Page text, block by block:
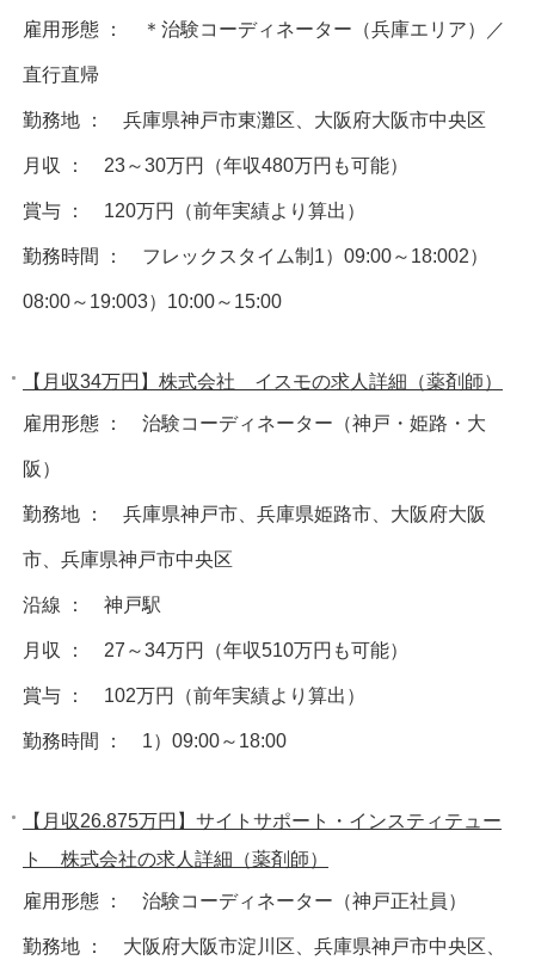
雇用形態 ： ＊治験コーディネーター（兵庫エリア）／
直行直帰
勤務地 ： 兵庫県神戸市東灘区、大阪府大阪市中央区
月収 ： 23～30万円（年収480万円も可能）
賞与 ： 120万円（前年実績より算出）
勤務時間 ： フレックスタイム制1）09:00～18:002）
08:00～19:003）10:00～15:00
【月収34万円】株式会社 イスモの求人詳細（薬剤師）
雇用形態 ： 治験コーディネーター（神戸・姫路・大
阪）
勤務地 ： 兵庫県神戸市、兵庫県姫路市、大阪府大阪
市、兵庫県神戸市中央区
沿線 ： 神戸駅
月収 ： 27～34万円（年収510万円も可能）
賞与 ： 102万円（前年実績より算出）
勤務時間 ： 1）09:00～18:00
【月収26.875万円】サイトサポート・インスティテュー
ト 株式会社の求人詳細（薬剤師）
雇用形態 ： 治験コーディネーター（神戸正社員）
勤務地 ： 大阪府大阪市淀川区、兵庫県神戸市中央区、